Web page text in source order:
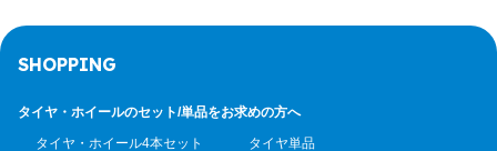
SHOPPING
タイヤ・ホイールのセット/単品をお求めの方へ
タイヤ・ホイール4本セット
タイヤ単品